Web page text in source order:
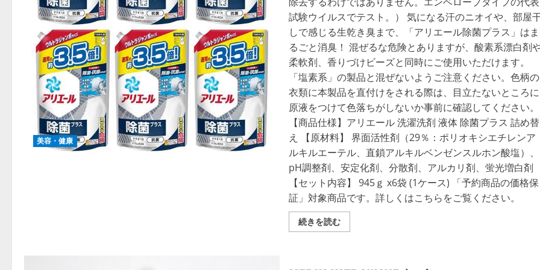
ゾ
ン
エ
ア
ー
サ
ラ
ス
SA-
4
空
気
清
浄
機
オ
ゾ
ン
脱
臭
機
消
臭
除
菌
オ
ゾ
ン
美容・健康
試験ウイルスでテスト。） 気になる汗のニオイや、部屋
しで感じる生乾き臭まで、「アリエール除菌プラス」はま
るごと消臭！ 混ぜるな危険とありますが、酸素系漂白剤
柔軟剤、香りづけビーズと同時にご使用いただけます。
「塩素系」の製品と混ぜないようご注意ください。色柄の
衣類に本製品を直付けをされる際は、目立たないところに
原液をつけて色落ちがしないか事前に確認してください。
【商品仕様】アリエール 洗濯洗剤 液体 除菌プラス 詰め替
え 【原材料】 界面活性剤（29％：ポリオキシエチレンア
ルキルエーテル、直鎖アルキルベンゼンスルホン酸塩）、
pH調整剤、安定化剤、分散剤、アルカリ剤、蛍光増白剤
【セット内容】 945ｇ x6袋 (1ケース) 「予約商品の価格保
証」対象商品です。詳しくはこちらをご覧ください。
続きを読むア
リ